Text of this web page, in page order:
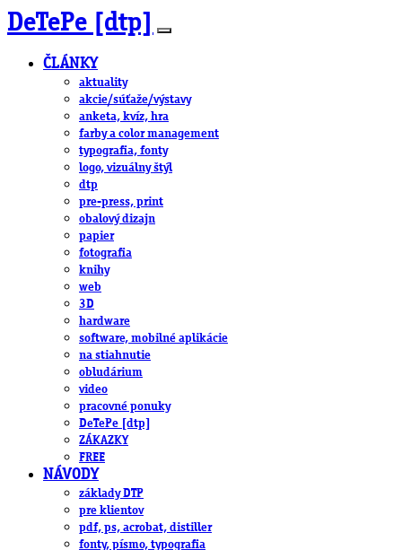
DeTePe [dtp]
ČLÁNKY
aktuality
akcie/súťaže/výstavy
anketa, kvíz, hra
farby a color management
typografia, fonty
logo, vizuálny štýl
dtp
pre-press, print
obalový dizajn
papier
fotografia
knihy
web
3D
hardware
software, mobilné aplikácie
na stiahnutie
obludárium
video
pracovné ponuky
DeTePe [dtp]
ZÁKAZKY
FREE
NÁVODY
základy DTP
pre klientov
pdf, ps, acrobat, distiller
fonty, písmo, typografia